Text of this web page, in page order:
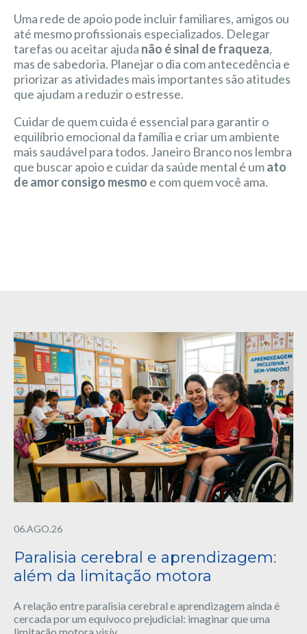
Uma rede de apoio pode incluir familiares, amigos ou
até mesmo profissionais especializados. Delegar
tarefas ou aceitar ajuda não é sinal de fraqueza,
mas de sabedoria. Planejar o dia com antecedência e
priorizar as atividades mais importantes são atitudes
que ajudam a reduzir o estresse.
Cuidar de quem cuida é essencial para garantir o
equilíbrio emocional da família e criar um ambiente
mais saudável para todos. Janeiro Branco nos lembra
que buscar apoio e cuidar da saúde mental é umato
de amor consigo mesmo e com quem você ama.
06.AGO.26
Paralisia cerebral e aprendizagem:
além da limitação motora
A relação entre paralisia cerebral e aprendizagem ainda é
cercada por um equívoco prejudicial: imaginar que uma